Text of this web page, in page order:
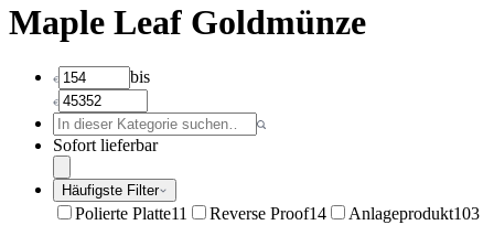
Maple Leaf Goldmünze
bis
Sofort lieferbar
Häufigste Filter
Polierte Platte11 Reverse Proof14 Anlageprodukt103